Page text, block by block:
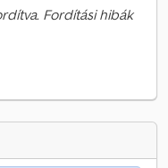
Fordítási hibák